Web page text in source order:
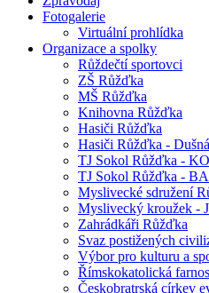
Fotogalerie
Virtuální prohlídka
Organizace a spolky
Růždečtí sportovci
ZŠ Růžďka
MŠ Růžďka
Knihovna Růžďka
Hasiči Růžďka
Hasiči Růžďka - Dušná
TJ Sokol Růžďka -
TJ Sokol Růžďka -
Myslivecké sdružení
Myslivecký kroužek -
Zahrádkáři Růžďka
Svaz postižených
Výbor pro kulturu a
Římskokatolická
Českobratrská církev